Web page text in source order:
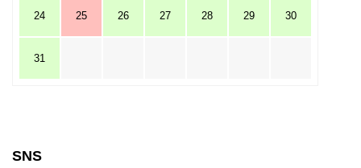
24 25 26 27 28 29 30
31
SNS